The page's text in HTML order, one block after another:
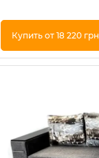
Купить от 18 220 грн
Купить в 1 клик